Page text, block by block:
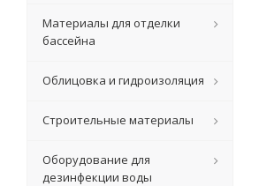
Материалы для отделки
бассейна
Облицовка и гидроизоляция
Строительные материалы
Оборудование для
дезинфекции воды